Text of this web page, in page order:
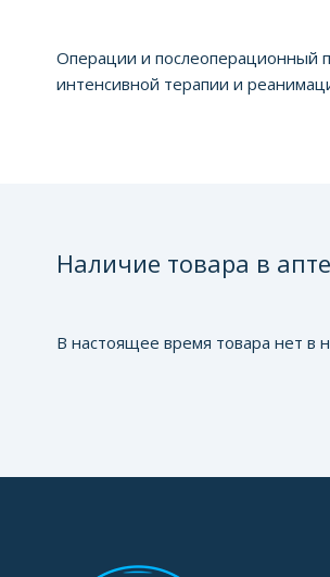
Операции и послеоперационный
интенсивной терапии и
Наличие товара в
В настоящее время товара нет в